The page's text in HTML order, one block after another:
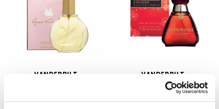
VANDERBILT VANDERBILT
Vanderbilt Maroussia eau de
toilette vaporizador 100ml